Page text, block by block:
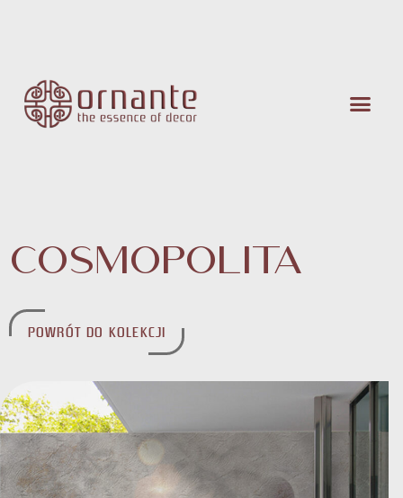
Cosmopolita
POWRÓT DO KOLEKCJI